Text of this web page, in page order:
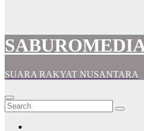
SUARA RAKYAT NUSANTARA